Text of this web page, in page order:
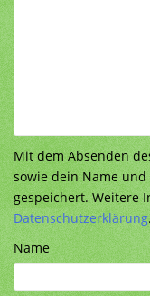
Mit dem Absenden
sowie dein Name
gespeichert. Weitere
Datenschutzerklärung
Name